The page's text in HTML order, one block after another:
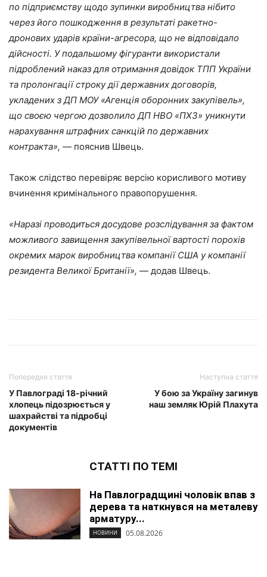
по підприємству щодо зупинки виробництва нібито
через його пошкодження в результаті ракетно-
дронових ударів країни-агресора, що не відповідало
дійсності. У подальшому фігуранти використали
підроблений наказ для отримання довідок ТПП України
та пролонгації строку дії державних договорів,
укладених з ДП МОУ «Агенція оборонних закупівель»,
що своєю чергою дозволило ДП НВО «ПХЗ» уникнути
нарахування штрафних санкцій по державних
контракта», — пояснив Швець.
Також слідство перевіряє версію корисливого мотиву
вчинення кримінального правопорушення.
«Наразі проводиться досудове розслідування за фактом
можливого завищення закупівельної вартості порохів
окремих марок виробництва компанії США у компанії
резидента Великої Британії», — додав Швець.
Попередня стаття
У Павлограді 18-річний
хлопець підозрюється у
шахрайстві та підробці
документів
Наступна стаття
У бою за Україну загинув
наш земляк Юрій Плахута
СТАТТІ ПО ТЕМІ
На Павлоградщині чоловік впав з
дерева та наткнувся на металеву
арматуру...
НОВИНИ 05.08.2026